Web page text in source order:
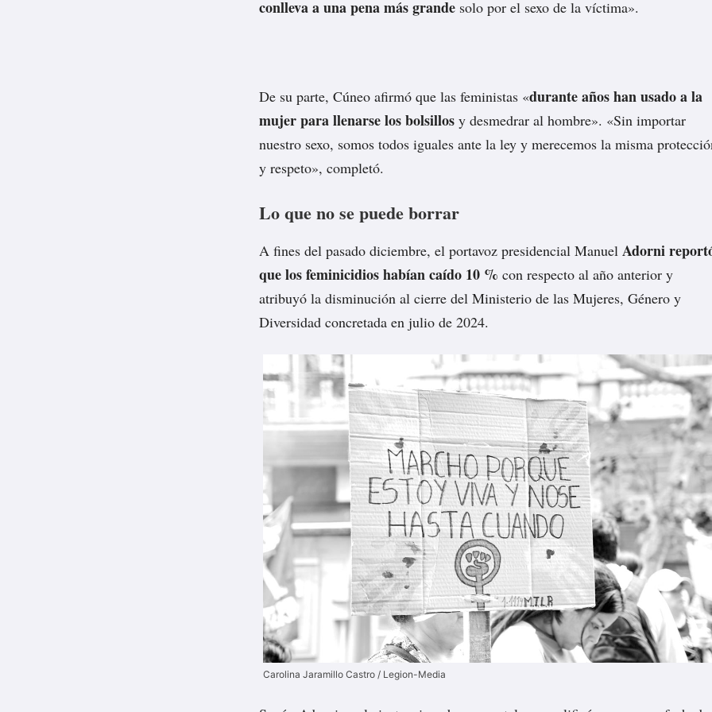
conlleva a una pena más grande solo por el sexo de la víctima».
De su parte, Cúneo afirmó que las feministas «durante años han usado a la
mujer para llenarse los bolsillos y desmedrar al hombre». «Sin importar
nuestro sexo, somos todos iguales ante la ley y merecemos la misma
y respeto», completó.
Lo que no se puede borrar
A fines del pasado diciembre, el portavoz presidencial Manuel Adorni
que los feminicidios habían caído 10 % con respecto al año anterior y
atribuyó la disminución al cierre del Ministerio de las Mujeres, Género y
Diversidad concretada en julio de 2024.
Carolina Jaramillo Castro / Legion-Media